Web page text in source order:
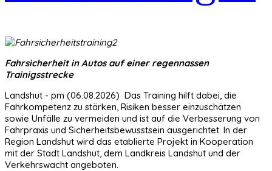
Fahrsicherheit in Autos auf einer regennassen
Trainigsstrecke
Landshut - pm (06.08.2026) Das Training hilft dabei, die
Fahrkompetenz zu stärken, Risiken besser einzuschätzen
sowie Unfälle zu vermeiden und ist auf die Verbesserung von
Fahrpraxis und Sicherheitsbewusstsein ausgerichtet. In der
Region Landshut wird das etablierte Projekt in Kooperation
mit der Stadt Landshut, dem Landkreis Landshut und der
Verkehrswacht angeboten.